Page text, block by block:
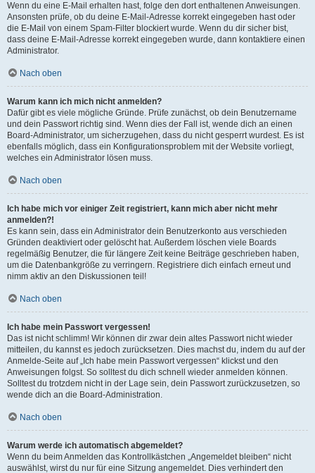
Wenn du eine E-Mail erhalten hast, folge den dort enthaltenen Anweisungen.
Ansonsten prüfe, ob du deine E-Mail-Adresse korrekt eingegeben hast oder
die E-Mail von einem Spam-Filter blockiert wurde. Wenn du dir sicher bist,
dass deine E-Mail-Adresse korrekt eingegeben wurde, dann kontaktiere einen
Administrator.
Nach oben
Warum kann ich mich nicht anmelden?
Dafür gibt es viele mögliche Gründe. Prüfe zunächst, ob dein Benutzername
und dein Passwort richtig sind. Wenn dies der Fall ist, wende dich an einen
Board-Administrator, um sicherzugehen, dass du nicht gesperrt wurdest. Es ist
ebenfalls möglich, dass ein Konfigurationsproblem mit der Website vorliegt,
welches ein Administrator lösen muss.
Nach oben
Ich habe mich vor einiger Zeit registriert, kann mich aber nicht mehr
anmelden?!
Es kann sein, dass ein Administrator dein Benutzerkonto aus verschieden
Gründen deaktiviert oder gelöscht hat. Außerdem löschen viele Boards
regelmäßig Benutzer, die für längere Zeit keine Beiträge geschrieben haben,
um die Datenbankgröße zu verringern. Registriere dich einfach erneut und
nimm aktiv an den Diskussionen teil!
Nach oben
Ich habe mein Passwort vergessen!
Das ist nicht schlimm! Wir können dir zwar dein altes Passwort nicht wieder
mitteilen, du kannst es jedoch zurücksetzen. Dies machst du, indem du auf der
Anmelde-Seite auf „Ich habe mein Passwort vergessen“ klickst und den
Anweisungen folgst. So solltest du dich schnell wieder anmelden können.
Solltest du trotzdem nicht in der Lage sein, dein Passwort zurückzusetzen, so
wende dich an die Board-Administration.
Nach oben
Warum werde ich automatisch abgemeldet?
Wenn du beim Anmelden das Kontrollkästchen „Angemeldet bleiben“ nicht
auswählst, wirst du nur für eine Sitzung angemeldet. Dies verhindert den